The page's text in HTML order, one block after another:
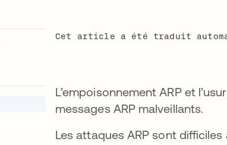
Cet article a été traduit
L’empoisonnement ARP et
messages ARP malveillants.
Les attaques ARP sont